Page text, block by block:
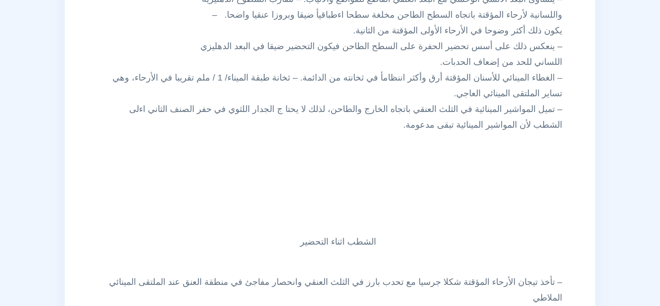
واللسانية لأرحاء المؤقتة باتجاه السطح الطاحن مخلغة سطحا اءطباقيأ ضيقا وبروزا عنقيا واضحا. –
يكون ذلك أكثر وضوحا في الأرحاء الأولى المؤقتة من الثانية.
– ينعكس ذلك على أسس تحضير الحفرة على السطح الطاحن فيكون التحضير ضيقا في البعد الدهليزي
اللساني للحد من إضعاف الحدبات.
– الغطاء المينائي للأسنان المؤقتة أرق وأكثر اننظامأ في ثخانته من الدائمة. – ثخانة طبقة الميناء/ 1 / ملم تقريبا في الأرحاء، وهي
تساير الملتقى المينائي العاجي.
– تميل المواشير المينائية في الثلث العنقي باتجاه الخارج والطاحن، لذلك لا يحتا ج الجدار اللثوي في حفر الصنف الثاني اءلى
الشطب لأن المواشير المينائية تبقى مدعومة.
الشطب اثناء التحضير
– تأخذ تيجان الأرحاء المؤقتة شكلا جرسيا مع تحدب بارز في الثلث العنقي وانحصار مفاجئ في منطقة العنق عند الملتقى المينائي
الملاطي